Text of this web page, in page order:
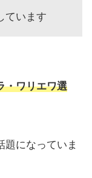
ています
・ワリエワ選
題になっていま